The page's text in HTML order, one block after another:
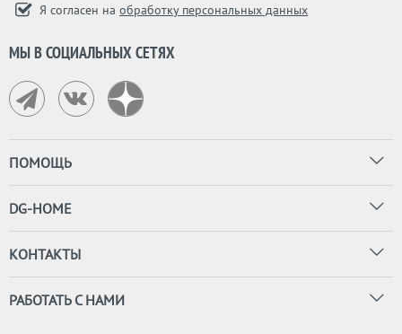
Я согласен на обработку персональных данных
МЫ В СОЦИАЛЬНЫХ СЕТЯХ
ПОМОЩЬ
DG-HOME
КОНТАКТЫ
РАБОТАТЬ С НАМИ